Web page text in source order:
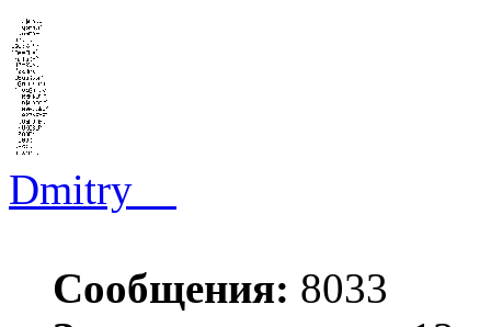
Dmitry__
Сообщения: 8033